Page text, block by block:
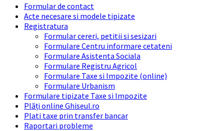
Formular de contact
Acte necesare si modele tipizate
Registratura
Formular cereri, petitii si sesizari
Formulare Centru informare cetateni
Formulare Asistenta Sociala
Formulare Registru Agricol
Formulare Taxe si Impozite (online)
Formulare Urbanism
Formulare tipizate Taxe si Impozite
Plăți online Ghiseul.ro
Plati taxe prin transfer bancar
Raportari probleme